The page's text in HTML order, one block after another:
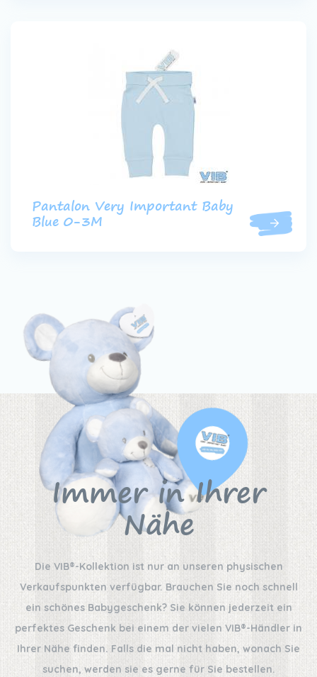
Pantalon Very Important Baby
Blue 0-3M
Immer in Ihrer
Nähe
Die VIB®-Kollektion ist nur an unseren physischen
Verkaufspunkten verfügbar. Brauchen Sie noch schnell
ein schönes Babygeschenk? Sie können jederzeit ein
perfektes Geschenk bei einem der vielen VIB®-Händler in
Ihrer Nähe finden. Falls die mal nicht haben, wonach Sie
suchen, werden sie es gerne für Sie bestellen.